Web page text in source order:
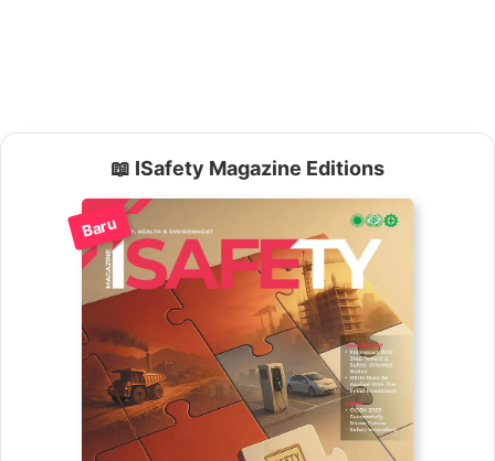
📖 ISafety Magazine Editions
Baru